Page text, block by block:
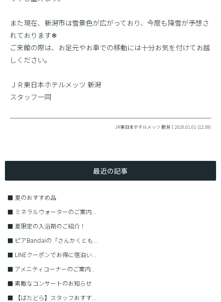
また現在、新潟市は雪景色が広がっており、今度も降雪が予想さ
れております❄
ご来館の際は、お足元やお車での移動には十分お気を付けてお越
しください。
ＪＲ東日本ホテルメッツ 新潟
スタッフ一同
JR東日本ホテルメッツ 新潟｜2026.01.01 (12:38)
最近の記事
■ 夏のおすすめ品
■ ミネラルウォーターのご案内...
■ 夏限定の入浴剤のご紹介！
■ ピアBandaiの「さんかくとも...
■ LINEクーポンでお得に宿泊い...
■ アメニティコーナーのご案内...
■ 素敵なコンサートのお知らせ
■
【ばたどら】スタッフおすす...